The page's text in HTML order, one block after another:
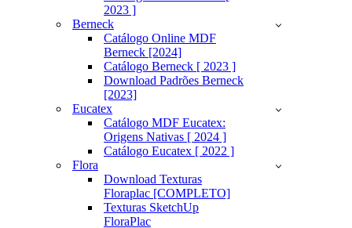
2023 ]
Berneck
Catálogo Online MDF
Berneck [2024]
Catálogo Berneck [ 2023 ]
Download Padrões Berneck
[2023]
Eucatex
Catálogo MDF Eucatex:
Origens Nativas [ 2024 ]
Catálogo Eucatex [ 2022 ]
Flora
Download Texturas
Floraplac [COMPLETO]
Texturas SketchUp
FloraPlac